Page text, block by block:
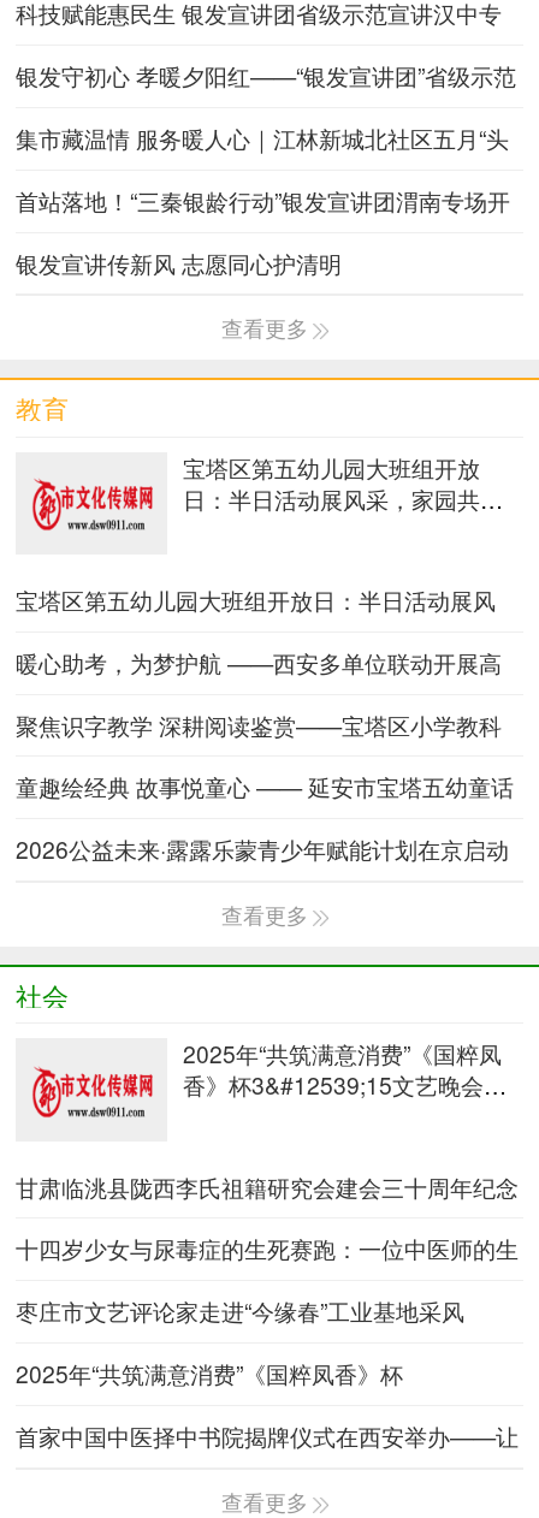
科技赋能惠民生 银发宣讲团省级示范宣讲汉中专
银发守初心 孝暖夕阳红——“银发宣讲团”省级示范
集市藏温情 服务暖人心｜江林新城北社区五月“头
首站落地！“三秦银龄行动”银发宣讲团渭南专场开
银发宣讲传新风 志愿同心护清明
查看更多
教育
宝塔区第五幼儿园大班组开放
日：半日活动展风采，家园共育
宝塔区第五幼儿园大班组开放日：半日活动展风
暖心助考，为梦护航 ——西安多单位联动开展高
聚焦识字教学 深耕阅读鉴赏——宝塔区小学教科
童趣绘经典 故事悦童心 —— 延安市宝塔五幼童话
2026公益未来·露露乐蒙青少年赋能计划在京启动
查看更多
社会
2025年“共筑满意消费”《国粹凤
香》杯3&#12539;15文艺晚会在
甘肃临洮县陇西李氏祖籍研究会建会三十周年纪念
十四岁少女与尿毒症的生死赛跑：一位中医师的生
枣庄市文艺评论家走进“今缘春”工业基地采风
2025年“共筑满意消费”《国粹凤香》杯
首家中国中医择中书院揭牌仪式在西安举办——让
查看更多